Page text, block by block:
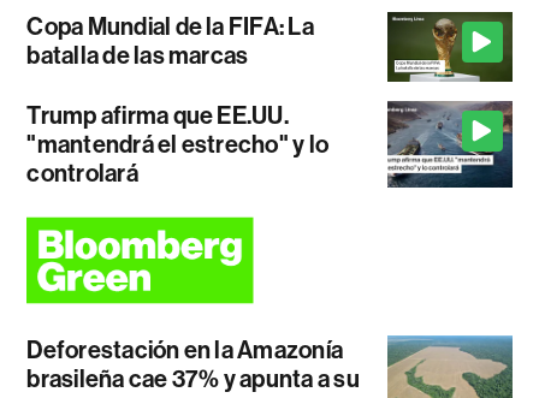
Copa Mundial de la FIFA: La
batalla de las marcas
Trump afirma que EE.UU.
"mantendrá el estrecho" y lo
controlará
Deforestación en la Amazonía
brasileña cae 37% y apunta a su